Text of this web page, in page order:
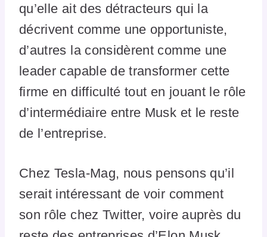
qu’elle ait des détracteurs qui la
décrivent comme une opportuniste,
d’autres la considèrent comme une
leader capable de transformer cette
firme en difficulté tout en jouant le rôle
d’intermédiaire entre Musk et le reste
de l’entreprise.
Chez Tesla-Mag, nous pensons qu’il
serait intéressant de voir comment
son rôle chez Twitter, voire auprès du